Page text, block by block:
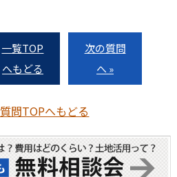
一覧TOP
へもどる
次の質問
へ »
問TOPへもどる